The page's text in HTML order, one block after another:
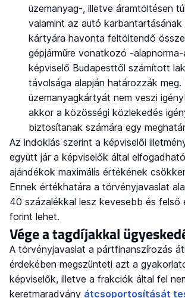
üzemanyag-, illetve áramtöltésen
valamint az autó karbantartásának
kártyára havonta feltöltendő
gépjárműre vonatkozó -
képviselő Budapesttől számított
távolsága alapján határozzák meg.
üzemanyagkártyát nem veszi
akkor a közösségi közlekedés
biztosítanak számára egy
Az indoklás szerint a képviselői
együtt jár a képviselők által
ajándékok maximális értékének
Ennek értékhatára a törvényjavaslat
40 százalékkal lesz kevesebb és
forint lehet.
Vége a tagdíjakkal
A törvényjavaslat a pártfinanszírozás
érdekében megszünteti azt a
képviselők, illetve a frakciók által fel
keretmaradvány átcsoportosítását